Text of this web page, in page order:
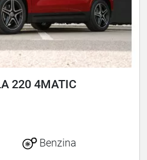
220 4MATIC
Benzina